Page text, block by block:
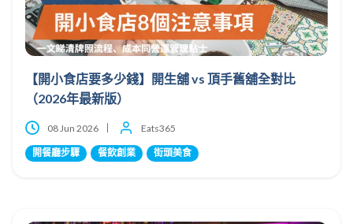
【開小食店要多少錢】開生舖 vs 頂手舊舖全對比
（2026年最新版）
08 Jun 2026 Eats365
開餐廳步驟 餐飲創業 街頭美食